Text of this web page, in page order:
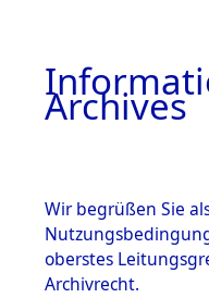
Archives
Wir begrüßen Sie
oberstes
Archivrecht.